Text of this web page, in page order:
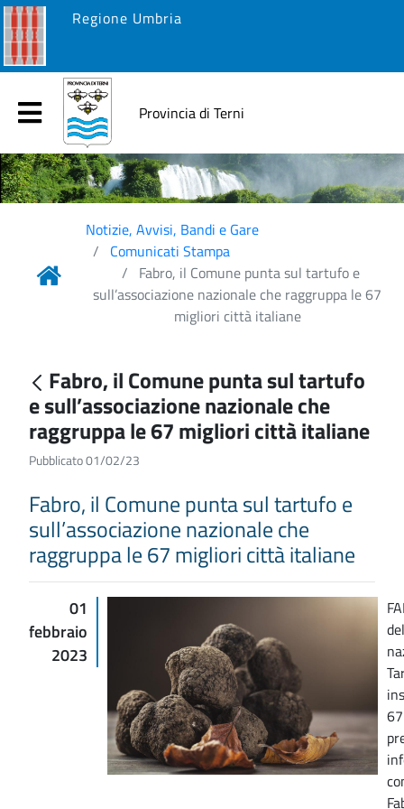
Regione Umbria
Provincia di Terni
Notizie, Avvisi, Bandi e Gare
Comunicati Stampa
Fabro, il Comune punta sul tartufo e
sull’associazione nazionale che raggruppa le 67
migliori città italiane
Fabro, il Comune punta sul tartufo
e sull’associazione nazionale che
raggruppa le 67 migliori città italiane
Pubblicato 01/02/23
Fabro, il Comune punta sul tartufo e
sull’associazione nazionale che
raggruppa le 67 migliori città italiane
01
febbraio
2023